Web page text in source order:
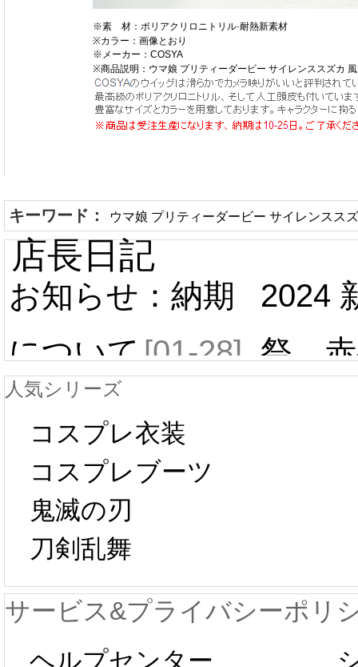
※素 材：ポリアクリロニトリル·耐熱新素材
※カラー：画像とおり
※メーカー：COSYA
※商品説明：ウマ娘 プリティーダービー サイレンススズカ
キーワード： ウマ娘 プリティーダービー サイレンスス
店長日記
お知らせ：納期
について[01-28]
中国旧正月の影
響で2024年2月5
日から工場生産
が一時停止いた
します。 2月5日
2024
祭 赤
プレ
人気シリーズ
コスプレ衣装
コスプレブーツ
鬼滅の刃
刀剣乱舞
サービス&プライバシーポリ
ヘルプセンター